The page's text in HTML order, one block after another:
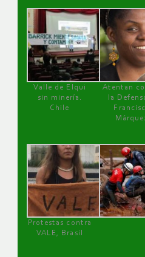
Valle de Elqui
sin minería.
Chile
Atentan
la
Protestas contra
VALE, Brasil